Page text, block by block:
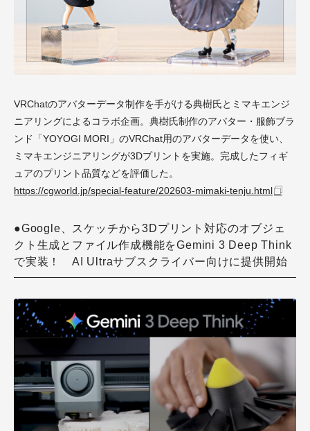
VRChatのアバターデータ制作を手がける典樹氏とミマキエンジ
ニアリングによるコラボ企画。典樹氏制作のアバター・服飾ブラ
ンド「YOYOGI MORI」のVRChat用のアバターデータを使い、
ミマキエンジニアリングが3Dプリントを実施。完成したフィギ
ュアのプリント品質などを評価した。
https://cgworld.jp/special-feature/202603-mimaki-tenju.html
●Google、スケッチから3Dプリント対応のオブジェ
クト生成とファイル作成機能をGemini 3 Deep Think
で実装！ AI Ultraサブスクライバー向けに提供開始